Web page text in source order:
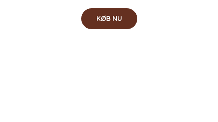
KØB NU